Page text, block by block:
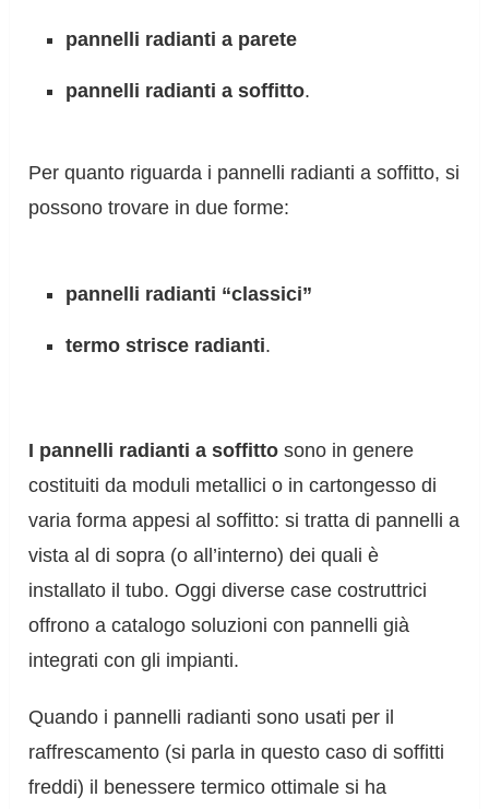
pannelli radianti a parete
pannelli radianti a soffitto.
Per quanto riguarda i pannelli radianti a soffitto, si
possono trovare in due forme:
pannelli radianti “classici”
termo strisce radianti.
I pannelli radianti a soffitto sono in genere
costituiti da moduli metallici o in cartongesso di
varia forma appesi al soffitto: si tratta di pannelli a
vista al di sopra (o all’interno) dei quali è
installato il tubo. Oggi diverse case costruttrici
offrono a catalogo soluzioni con pannelli già
integrati con gli impianti.
Quando i pannelli radianti sono usati per il
raffrescamento (si parla in questo caso di soffitti
freddi) il benessere termico ottimale si ha